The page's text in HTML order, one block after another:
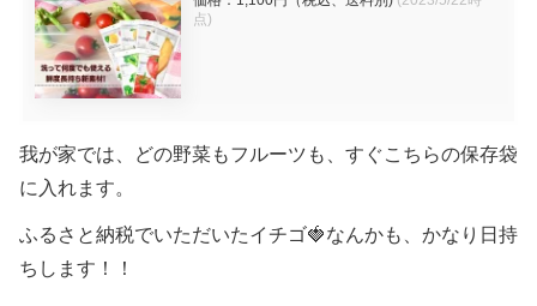
点)
我が家では、どの野菜もフルーツも、すぐこちらの保存袋
に入れます。
ふるさと納税でいただいたイチゴ🍓なんかも、かなり日持
ちします！！